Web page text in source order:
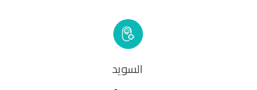
السويد